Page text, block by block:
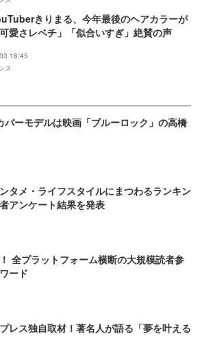
きりまる、今年最後のヘアカラーが
愛さレベチ」「似合いすぎ」絶賛の声
16:45
ス
バーモデルは映画「ブルーロック」の高橋
タメ・ライフスタイルにまつわるランキン
アンケート結果を発表
全プラットフォーム横断の大規模読者参
ード
レス独自取材！著名人が語る「夢を叶える